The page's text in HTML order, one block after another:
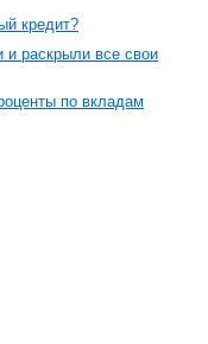
кредит?
и раскрыли все свои
по вкладам